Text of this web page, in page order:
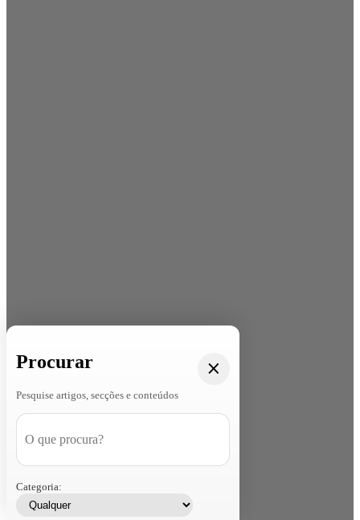
Procurar
Pesquise artigos, secções e conteúdos
Categoria: